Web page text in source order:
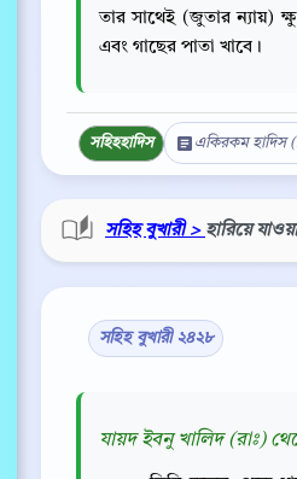
তার সাথেই (জুতার ন্যায়)
এবং গাছের পাতা খাবে।
সহিহহাদিস একিরকম হাদিস
সহিহ বুখারী > হারিয়ে
সহিহ বুখারী ২৪২৮
যায়দ ইবনু খালিদ (রাঃ)
Copy